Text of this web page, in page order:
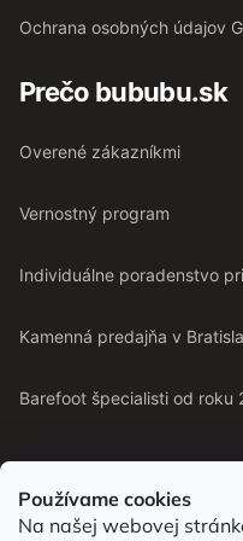
Používame cookies
Na našej webovej
Ochrana osobných údajov
Prečo bububu.sk
Overené zákazníkmi
Vernostný program
Individuálne poradenstvo
Kamenná predajňa v
Barefoot špecialisti od roku